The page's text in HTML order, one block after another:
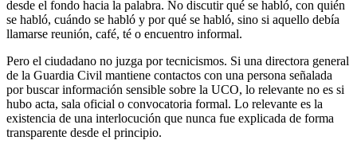
desde el fondo hacia la palabra. No discutir qué se habló, con quién
se habló, cuándo se habló y por qué se habló, sino si aquello debía
llamarse reunión, café, té o encuentro informal.
Pero el ciudadano no juzga por tecnicismos. Si una directora general
de la Guardia Civil mantiene contactos con una persona señalada
por buscar información sensible sobre la UCO, lo relevante no es si
hubo acta, sala oficial o convocatoria formal. Lo relevante es la
existencia de una interlocución que nunca fue explicada de forma
transparente desde el principio.